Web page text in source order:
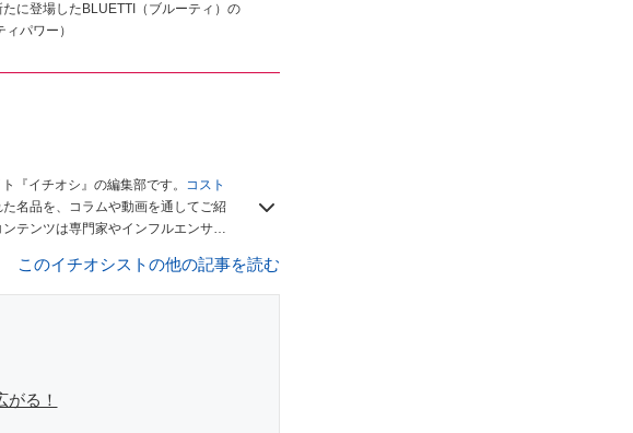
に登場したBLUETTI（ブルーティ）の
パワー）
『イチオシ』の編集部です。
コスト
名品を、コラムや動画を通してご紹
テンツは専門家やインフルエンサー
このイチオシストの他の記事を読む
る！